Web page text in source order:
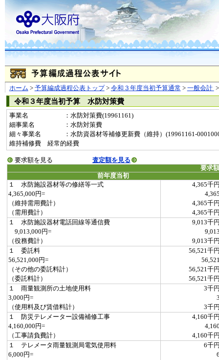
ホーム > 予算編成過程公表トップ> 令和３年度当初予算通常 > 一般会計
令和３年度当初予算 水防対策費
事業名
：水防対策費(19961161)
細事業名
：水防対策費
細々事業名
：水防資器材等補修更新費（維持）(19961161-
維持補修費 経常的経費
要求額を見る
査定額を見る
要求
前年度当初
１ 水防施設器材等の修繕等一式
4,365千
4,365,000円=
（維持需用費計）
4,365千
（需用費計）
4,365千
１ 水防施設器材電話回線等通信費
9,013千
9,013,000円=
（役務費計）
9,013千
１ 委託料
56,521千
56,521,000円=
（その他の委託料計）
56,521千
（委託料計）
56,521千
１ 雨量観測所の土地使用料
3千
3,000円=
（使用料及び賃借料計）
3千
１ 防災テレメーター設備補修工事
4,160千
4,160,000円=
（工事請負費計）
4,160千
１ テレメータ雨量観測局電気使用料
6千
6,000円=